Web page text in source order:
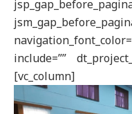
include=””
[vc_column]